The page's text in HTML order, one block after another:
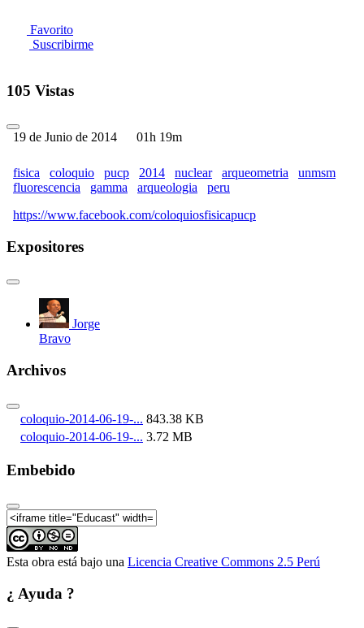
Favorito
Suscribirme
105 Vistas
19 de Junio de 2014 01h 19m
fisica coloquio pucp 2014 nuclear arqueometria
unmsm
fluorescencia
gamma arqueologia
peru
https://www.facebook.com/coloquiosfisicapucp
Expositores
Jorge
Bravo
Archivos
coloquio-2014-06-19-... 843.38 KB
coloquio-2014-06-19-... 3.72 MB
Embebido
Esta obra está bajo una Licencia Creative Commons 2.5 Perú
¿ Ayuda ?